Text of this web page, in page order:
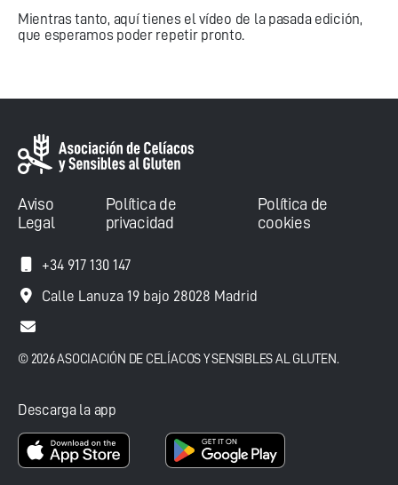
Mientras tanto, aquí tienes el vídeo de la pasada edición,
que esperamos poder repetir pronto.
Aviso
Legal
Política de
privacidad
Política de
cookies
+34 917 130 147
Calle Lanuza 19 bajo 28028 Madrid
© 2026 ASOCIACIÓN DE CELÍACOS Y SENSIBLES AL GLUTEN.
Descarga la app